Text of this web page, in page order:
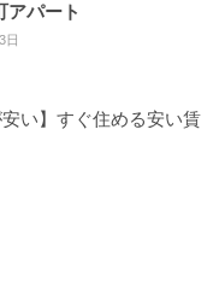
アパート
日
い】すぐ住める安い賃